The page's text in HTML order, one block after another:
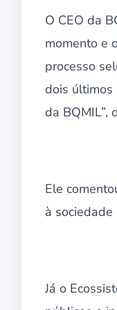
O CEO da
momento e
processo
dois últimos
da BQMIL”,
Ele
à
Já o